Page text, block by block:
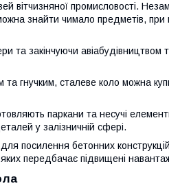
вітчизняної промисловості.
знайти чимало предметів, при
та закінчуючи авіабудівництвом
гнучким, сталеве коло можна
паркани та несучі
у залізничній сфері.
посилення бетонних
передбачає підвищені